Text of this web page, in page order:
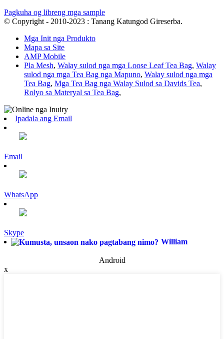
Pagkuha og libreng mga sample
© Copyright - 2010-2023 : Tanang Katungod Gireserba.
Mga Init nga Produkto
Mapa sa Site
AMP Mobile
Pla Mesh, Walay sulod nga mga Loose Leaf Tea Bag, Walay
sulod nga mga Tea Bag nga Mapuno, Walay sulod nga mga
Tea Bag, Mga Tea Bag nga Walay Sulod sa Davids Tea,
Rolyo sa Materyal sa Tea Bag,
Ipadala ang Email
Email
WhatsApp
Skype
William
Android
x